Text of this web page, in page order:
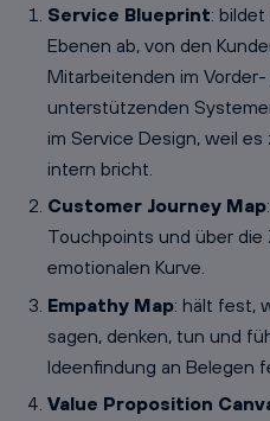
Service Blueprint:
Ebenen ab, von den
Mitarbeitenden im
unterstützenden
im Service Design, weil
intern bricht.
Customer Journey Map
Touchpoints und über die
emotionalen Kurve.
Empathy Map: hält fest,
sagen, denken, tun und
Ideenfindung an Belegen
Value Proposition